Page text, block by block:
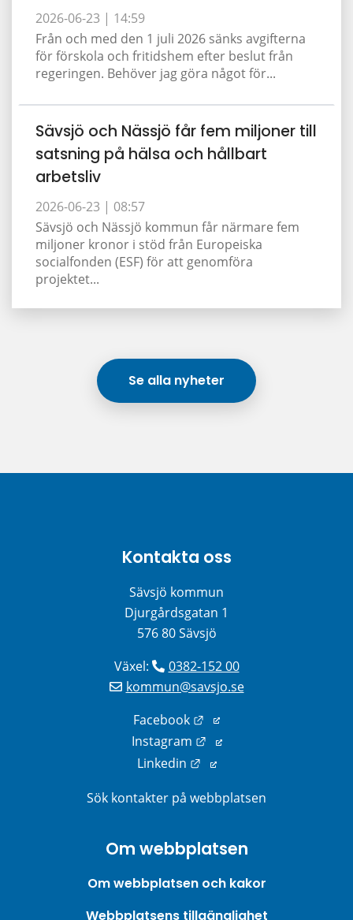
2026-06-23 | 14:59
Från och med den 1 juli 2026 sänks avgifterna
för förskola och fritidshem efter beslut från
regeringen. Behöver jag göra något för...
Sävsjö och Nässjö får fem miljoner till
satsning på hälsa och hållbart
arbetsliv
2026-06-23 | 08:57
Sävsjö och Nässjö kommun får närmare fem
miljoner kronor i stöd från Europeiska
socialfonden (ESF) för att genomföra
projektet...
Se alla nyheter
Kontakta oss
Sävsjö kommun
Djurgårdsgatan 1
576 80 Sävsjö
Växel:
0382-152 00
kommun@savsjo.se
Facebook
Länk till annan
Instagram
Länk till annan
Linkedin
Länk till annan webbplats.
Sök kontakter på webbplatsen
Om webbplatsen
Om webbplatsen och kakor
Webbplatsens tillgänglighet